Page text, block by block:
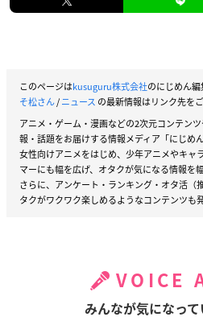
このページはkusuguru株式会社のにじめん編
そ松さん/ニュース の最新情報はリンク先を
アニメ・ゲーム・漫画などの2次元コンテン
報・話題をお届けする情報メディア「にじめん
女性向けアニメをはじめ、少年アニメやキャ
マーにも幅を広げ、オタクが気になる情報を
さらに、アンケート・ランキング・オタ活（
タクがワクワク楽しめるようなコンテンツも
VOICE
みんなが気になっ